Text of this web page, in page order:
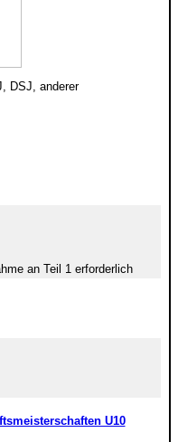
DSJ, anderer
an Teil 1 erforderlich
U10